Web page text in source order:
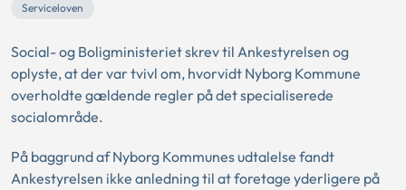
Serviceloven
Social- og Boligministeriet skrev til Ankestyrelsen og
oplyste, at der var tvivl om, hvorvidt Nyborg Kommune
overholdte gældende regler på det specialiserede
socialområde.
På baggrund af Nyborg Kommunes udtalelse fandt
Ankestyrelsen ikke anledning til at foretage yderligere på